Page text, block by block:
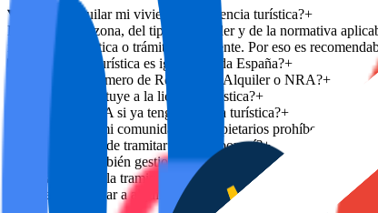
¿Puedo alquilar mi vivienda sin licencia turística?+
Depende de la zona, del tipo de alquiler y de la normativa
inscripción turística o trámite equivalente. Por eso es
¿La licencia turística es igual en toda España?+
¿Qué es el Número de Registro de Alquiler o NRA?+
¿El NRA sustituye a la licencia turística?+
¿Necesito NRA si ya tengo licencia turística?+
¿Qué pasa si mi comunidad de propietarios prohíbe el
¿DYGAV puede tramitar el NRA por mí?+
¿DYGAV también gestiona la vivienda después de tramitar la
¿Cuánto tarda la tramitación?+
¿Puedo empezar a alquilar justo después de presentar la